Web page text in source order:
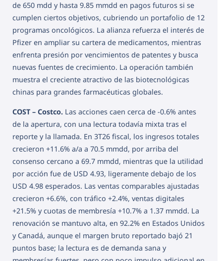
de 650 mdd y hasta 9.85 mmdd en pagos futuros si se
cumplen ciertos objetivos, cubriendo un portafolio de 12
programas oncológicos. La alianza refuerza el interés de
Pfizer en ampliar su cartera de medicamentos, mientras
enfrenta presión por vencimientos de patentes y busca
nuevas fuentes de crecimiento. La operación también
muestra el creciente atractivo de las biotecnológicas
chinas para grandes farmacéuticas globales.
COST – Costco. Las acciones caen cerca de -0.6% antes
de la apertura, con una lectura todavía mixta tras el
reporte y la llamada. En 3T26 fiscal, los ingresos totales
crecieron +11.6% a/a a 70.5 mmdd, por arriba del
consenso cercano a 69.7 mmdd, mientras que la utilidad
por acción fue de USD 4.93, ligeramente debajo de los
USD 4.98 esperados. Las ventas comparables ajustadas
crecieron +6.6%, con tráfico +2.4%, ventas digitales
+21.5% y cuotas de membresía +10.7% a 1.37 mmdd. La
renovación se mantuvo alta, en 92.2% en Estados Unidos
y Canadá, aunque el margen bruto reportado bajó 21
puntos base; la lectura es de demanda sana y